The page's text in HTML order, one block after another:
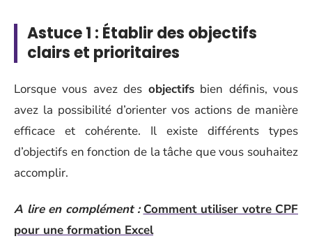
Astuce 1 : Établir des objectifs
clairs et prioritaires
Lorsque vous avez des objectifsbien définis, vous
avez la possibilité d’orienter vos actions de manière
efficace et cohérente. Il existe différents types
d’objectifs en fonction de la tâche que vous souhaitez
accomplir.
A lire en complément : Comment utiliser votre CPF
pour une formation Excel